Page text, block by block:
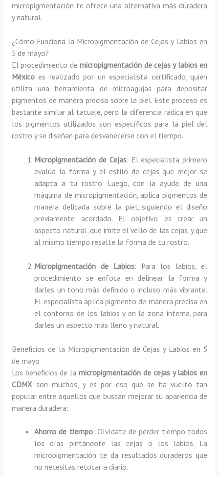
micropigmentación te ofrece una alternativa más duradera
y natural.
¿Cómo Funciona la Micropigmentación de Cejas y Labios en
5 de mayo?
El procedimiento demicropigmentación de cejas y labios en
Méxicoes realizado por un especialista certificado, quien
utiliza una herramienta de microagujas para depositar
pigmentos de manera precisa sobre la piel. Este proceso es
bastante similar al tatuaje, pero la diferencia radica en que
los pigmentos utilizados son específicos para la piel del
rostro y se diseñan para desvanecerse con el tiempo.
Micropigmentación de Cejas: El especialista primero
evalúa la forma y el estilo de cejas que mejor se
adapta a tu rostro. Luego, con la ayuda de una
máquina de micropigmentación, aplica pigmentos de
manera delicada sobre la piel, siguiendo el diseño
previamente acordado. El objetivo es crear un
aspecto natural, que imite el vello de las cejas, y que
al mismo tiempo resalte la forma de tu rostro.
Micropigmentación de Labios: Para los labios, el
procedimiento se enfoca en delinear la forma y
darles un tono más definido o incluso más vibrante.
El especialista aplica pigmento de manera precisa en
el contorno de los labios y en la zona interna, para
darles un aspecto más lleno y natural.
Beneficios de la Micropigmentación de Cejas y Labios en 5
de mayo
Los beneficios de lamicropigmentación de cejas y labios en
CDMXson muchos, y es por eso que se ha vuelto tan
popular entre aquellos que buscan mejorar su apariencia de
manera duradera:
Ahorro de tiempo: Olvídate de perder tiempo todos
los días pintándote las cejas o los labios. La
micropigmentación te da resultados duraderos que
no necesitas retocar a diario.